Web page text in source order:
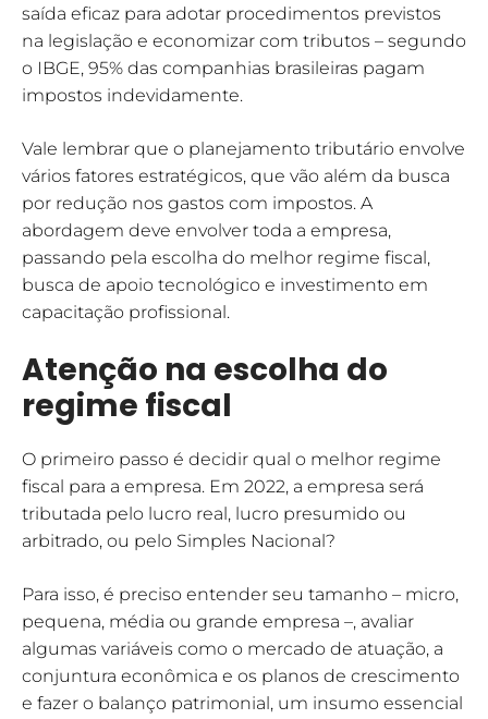
saída eficaz para adotar procedimentos previstos
na legislação e economizar com tributos – segundo
o IBGE, 95% das companhias brasileiras pagam
impostos indevidamente.
Vale lembrar que o planejamento tributário envolve
vários fatores estratégicos, que vão além da busca
por redução nos gastos com impostos. A
abordagem deve envolver toda a empresa,
passando pela escolha do melhor regime fiscal,
busca de apoio tecnológico e investimento em
capacitação profissional.
Atenção na escolha do
regime fiscal
O primeiro passo é decidir qual o melhor regime
fiscal para a empresa. Em 2022, a empresa será
tributada pelo lucro real, lucro presumido ou
arbitrado, ou pelo Simples Nacional?
Para isso, é preciso entender seu tamanho – micro,
pequena, média ou grande empresa –, avaliar
algumas variáveis como o mercado de atuação, a
conjuntura econômica e os planos de crescimento
e fazer o balanço patrimonial, um insumo essencial